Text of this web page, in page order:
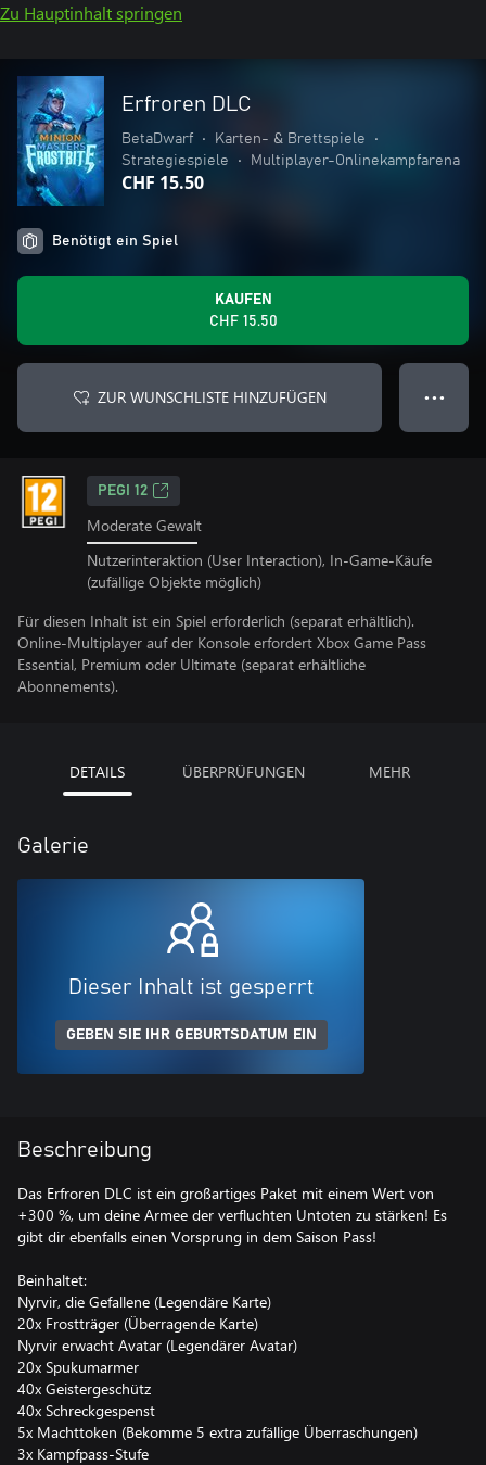
Zu Hauptinhalt springen
Erfroren DLC
BetaDwarf • Karten- & Brettspiele
•
Strategiespiele
• Multiplayer-Onlinekampfarena
CHF 15.50
Benötigt ein Spiel
KAUFEN
CHF 15.50
ZUR WUNSCHLISTE HINZUFÜGEN ● ● ●
PEGI 12
Moderate Gewalt
Nutzerinteraktion (User Interaction), In-Game-Käufe
(zufällige Objekte möglich)
Für diesen Inhalt ist ein Spiel erforderlich (separat erhältlich).
Online-Multiplayer auf der Konsole erfordert Xbox Game Pass
Essential, Premium oder Ultimate (separat erhältliche
Abonnements).
DETAILS ÜBERPRÜFUNGEN MEHR
Galerie
Dieser Inhalt ist gesperrt
GEBEN SIE IHR GEBURTSDATUM EIN
Beschreibung
Das Erfroren DLC ist ein großartiges Paket mit einem Wert von
+300 %, um deine Armee der verfluchten Untoten zu stärken! Es
gibt dir ebenfalls einen Vorsprung in dem Saison Pass!
Beinhaltet:
Nyrvir, die Gefallene (Legendäre Karte)
20x Frostträger (Überragende Karte)
Nyrvir erwacht Avatar (Legendärer Avatar)
20x Spukumarmer
40x Geistergeschütz
40x Schreckgespenst
5x Machttoken (Bekomme 5 extra zufällige Überraschungen)
3x Kampfpass-Stufe